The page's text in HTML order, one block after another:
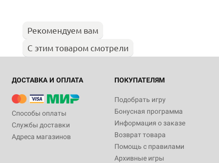
Рекомендуем вам
С этим товаром смотрели
ДОСТАВКА И ОПЛАТА
Способы оплаты
Службы доставки
Адреса магазинов
ПОКУПАТЕЛЯМ
Подобрать игру
Бонусная программа
Информация о заказе
Возврат товара
Помощь с правилами
Архивные игры